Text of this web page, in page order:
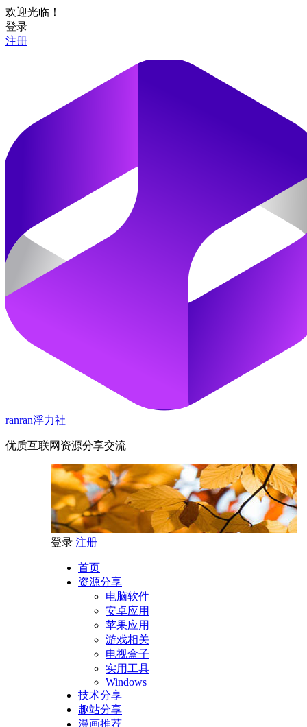
欢迎光临！
登录
注册
ranran浮力社
优质互联网资源分享交流
登录 注册
首页
资源分享
电脑软件
安卓应用
苹果应用
游戏相关
电视盒子
实用工具
Windows
技术分享
趣站分享
漫画推荐